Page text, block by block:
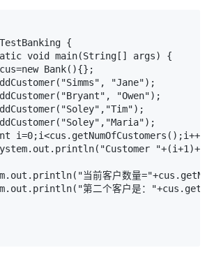
{
void main(String[] args) {
Bank(){};
"Jane");
"Owen");
i=0;i<cus.getNumOfCustomers();i++){
"+(i+1)+"
当前客户数量
第二个客户是：